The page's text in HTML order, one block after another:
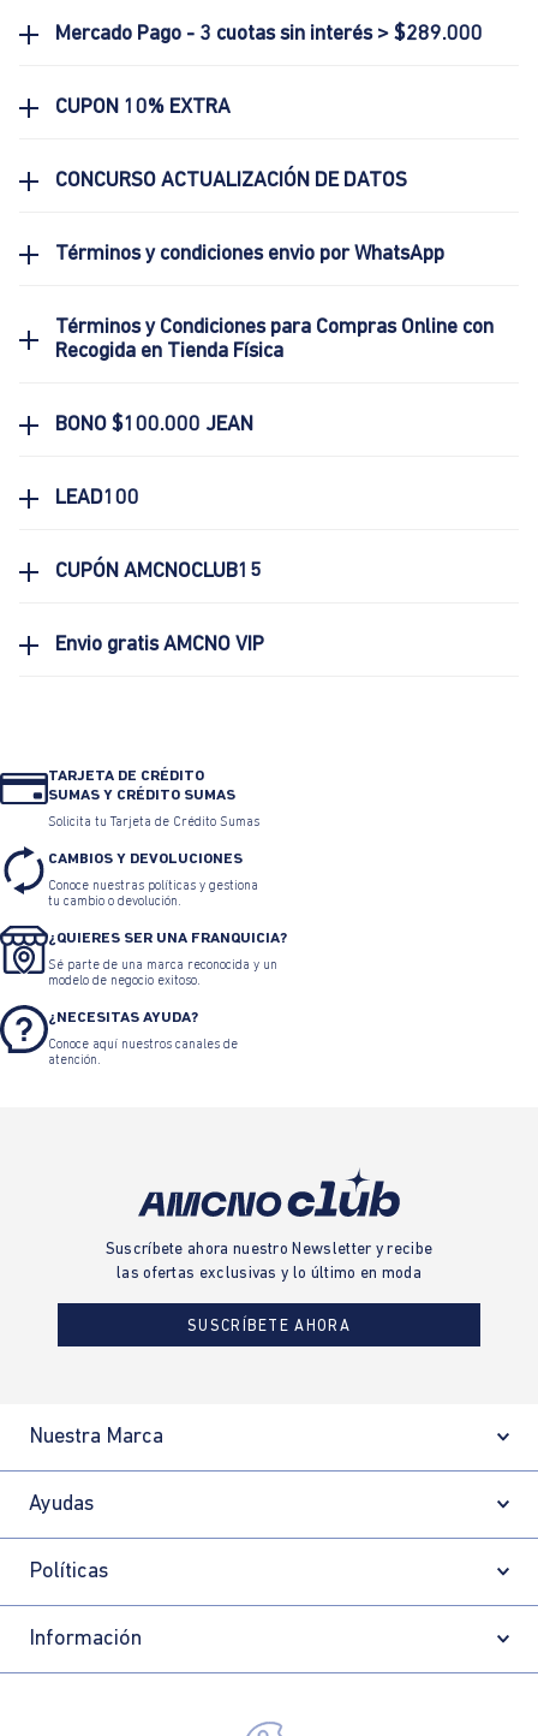
Mercado Pago - 3 cuotas sin interés > $289.000
CUPON 10% EXTRA
CONCURSO ACTUALIZACIÓN DE DATOS
Términos y condiciones envio por WhatsApp
Términos y Condiciones para Compras Online con
Recogida en Tienda Física
BONO $100.000 JEAN
LEAD100
CUPÓN AMCNOCLUB15
Envio gratis AMCNO VIP
TARJETA DE CRÉDITO
SUMAS Y CRÉDITO SUMAS
Solicita tu Tarjeta de Crédito Sumas
CAMBIOS Y DEVOLUCIONES
Conoce nuestras políticas y gestiona
tu cambio o devolución.
¿QUIERES SER UNA FRANQUICIA?
Sé parte de una marca reconocida y un
modelo de negocio exitoso.
¿NECESITAS AYUDA?
Conoce aquí nuestros canales de
atención.
Suscríbete ahora nuestro Newsletter y recibe
las ofertas exclusivas y lo último en moda
SUSCRÍBETE AHORA
Nuestra Marca
Ayudas
Políticas
Información